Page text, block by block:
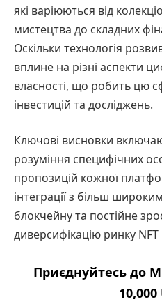
які варіюються від
мистецтва до складних
Оскільки технологія
вплине на різні аспекти
власності, що робить цю
інвестицій та досліджень.
Ключові висновки
розуміння специфічних
пропозицій кожної
інтеграції з більш
блокчейну та постійне
диверсифікацію ринку
Приєднуйтесь до
10,000